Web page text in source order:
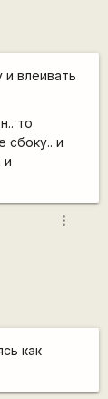
и влеивать
то
сбоку.. и
и
more_vert
как